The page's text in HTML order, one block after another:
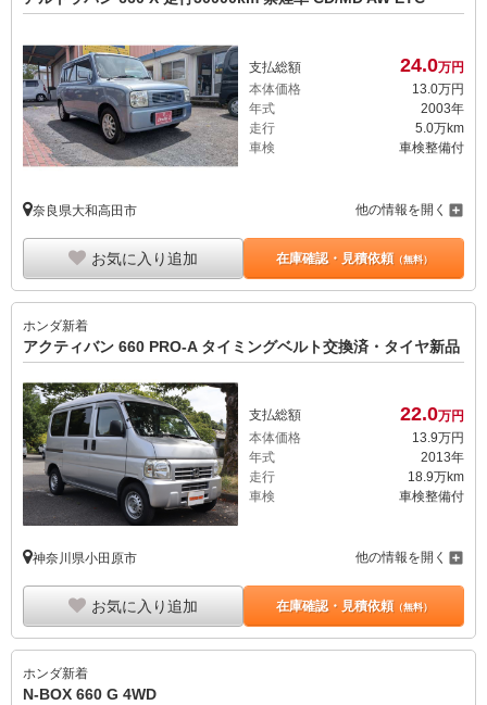
支払総額 24.0万円
本体価格
13.0万円
年式
2003年
走行
5.0万km
車検
車検整備付
奈良県大和高田市 他の情報を開く
お気に入り追加 在庫確認・見積依頼（無料）
ホンダ新着
アクティバン 660 PRO-A タイミングベルト交換済・タイヤ新品
支払総額 22.0万円
本体価格
13. 9万円
年式
2013年
走行
18.9万km
車検
車検整備付
神奈川県小田原市 他の情報を開く
お気に入り追加 在庫確認・見積依頼（無料）
ホンダ新着
N-BOX 660 G 4WD